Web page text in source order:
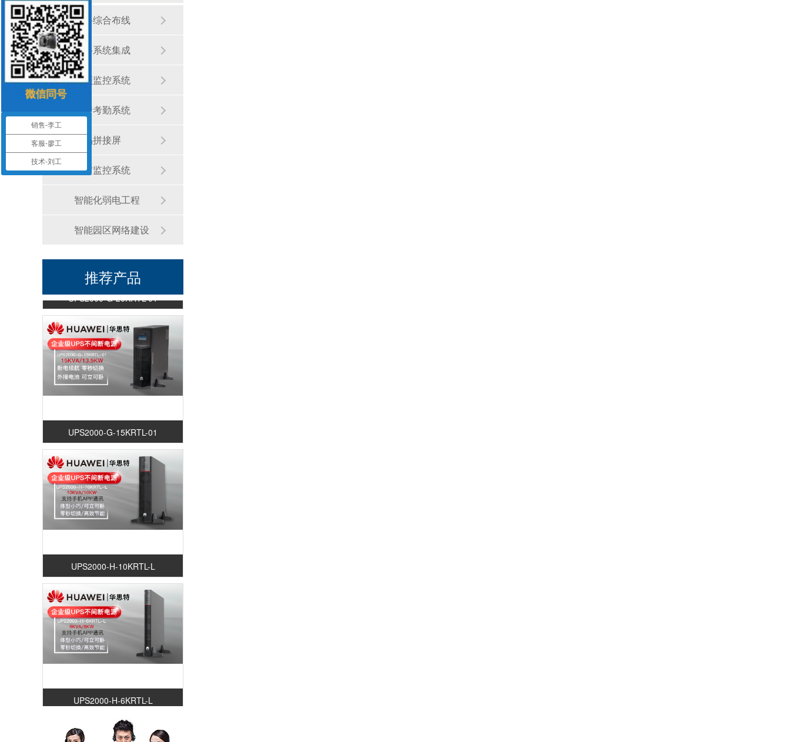
网络综合布线
网络系统集成
视频监控系统
门禁考勤系统
液晶拼接屏
安防监控系统
智能化弱电工程
智能园区网络建设
推荐产品
销售-李工
客服-廖工
技术-刘工